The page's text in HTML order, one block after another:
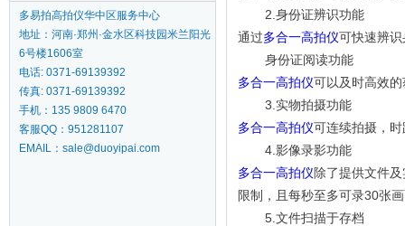
多易拍高拍仪华中区服务中心
地址：河南·郑州·金水区科技园米兰阳光
6号楼1606室
电话: 0371-69139392
传真: 0371-69139392
手机：135 9809 6470
客服QQ：951281107
EMAIL：sale@duoyipai.com
2.身份证辨识功能
通过多合一高拍仪可快速辨
身份证阅读功能
多合一高拍仪可以及时高效
3.实物拍摄功能
多合一高拍仪可连续拍摄，
4.影像录影功能
多合一高拍仪除了提供文件
限制，且每秒至多可录30张
5.文件扫描于存档